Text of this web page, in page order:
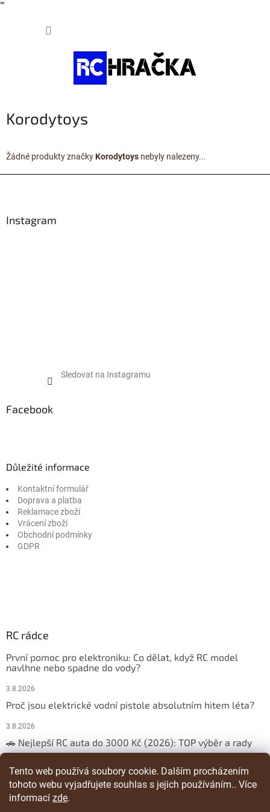
""
Tento web používá soubory cookie. Dalším procházením
tohoto webu vyjadřujete souhlas s jejich používáním.. Více
informací zde.
Korodytoys
Žádné produkty značkyKorodytoys nebyly nalezeny...
Instagram
Sledovat na Instagramu
Facebook
Důležité informace
Kontaktní formulář
Doprava a platba
Reklamace zboží
Vrácení zboží
Obchodní podmínky
GDPR
RC rádce
První pomoc pro elektroniku: Co dělat, když RC model
navlhne nebo spadne do vody?
3.8.2026
Proč jsou elektrické vodní pistole absolutním hitem léta?
3.8.2026
🚗 Nejlepší RC auta do 3000 Kč (2026): TOP výběr a rady
ARCHIV